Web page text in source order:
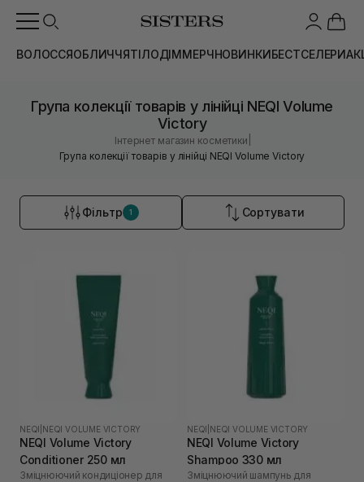
ВОЛОССЯОБЛИЧЧЯТІЛОДІММЕРЧНОВИНКИБЕСТСЕЛЕРИ
Група колекції товарів у лінійці NEQI Volume
Victory
Інтернет магазин косметики
Група колекції товарів у лінійці NEQI Volume Victory
Фільтр 1 Сортувати
NEQI NEQI VOLUME VICTORY
NEQI Volume Victory
Conditioner 250 мл
Зміцнюючий кондиціонер для
NEQI NEQI VOLUME VICTORY
NEQI Volume Victory
Shampoo 330 мл
Зміцнюючий шампунь для